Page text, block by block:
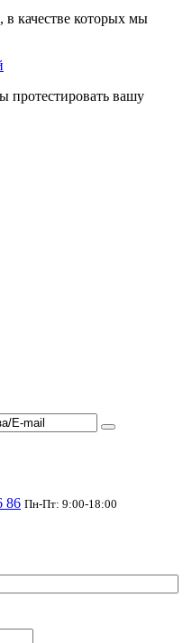
в качестве которых мы
протестировать вашу
86 Пн-Пт: 9:00-18:00